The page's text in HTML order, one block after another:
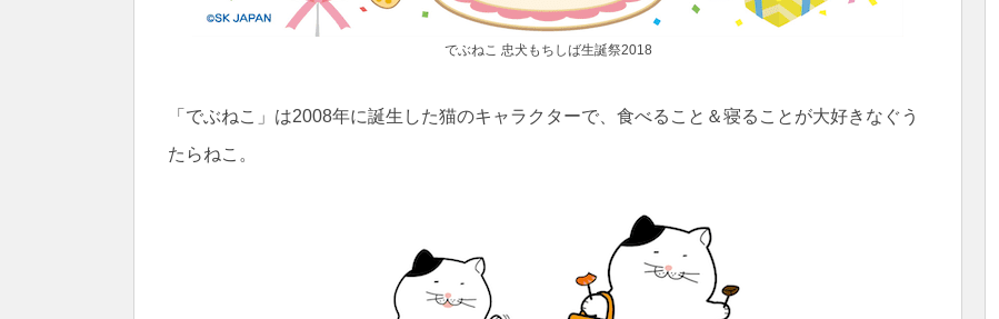
でぶねこ 忠犬もちしば生誕祭2018
「でぶねこ」は2008年に誕生した猫のキャラクターで、食べること＆寝ることが大好きなぐう
たらねこ。